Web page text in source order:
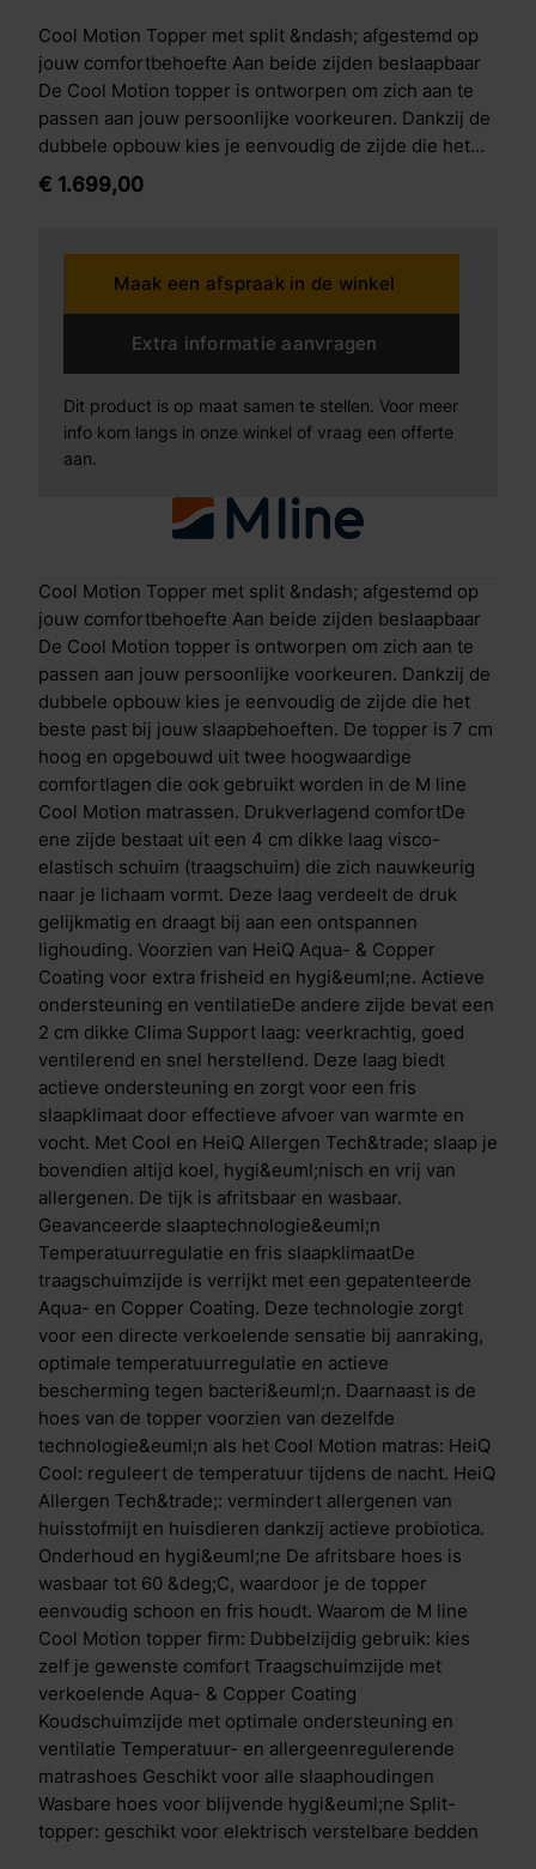
Cool Motion Topper met split &ndash; afgestemd op
jouw comfortbehoefte Aan beide zijden beslaapbaar
De Cool Motion topper is ontworpen om zich aan te
passen aan jouw persoonlijke voorkeuren. Dankzij de
dubbele opbouw kies je eenvoudig de zijde die het
beste past bij jouw slaapbehoeften. De topper is 7 cm
hoog en opgebouwd uit twee hoogwaardige
Cool Motion matrassen. Drukverlagend comfortDe
ene zijde bestaat uit een 4 cm dikke laag visco-
elastisch schuim (traagschuim) die zich nauwkeurig
naar je lichaam vormt. Deze laag verdeelt de druk
Coating voor extra frisheid en hygi&euml;ne. Actieve
ondersteuning en ventilatieDe andere zijde bevat een
ventilerend en snel herstellend. Deze laag biedt
actieve ondersteuning en zorgt voor een fris
vocht. Met Cool en HeiQ Allergen Tech&trade; slaap je
bovendien altijd koel, hygi&euml;nisch en vrij van
allergenen. De tijk is afritsbaar en wasbaar.
Geavanceerde slaaptechnologie&euml;n
Temperatuurregulatie en fris slaapklimaatDe
traagschuimzijde is verrijkt met een gepatenteerde
Aqua- en Copper Coating. Deze technologie zorgt
voor een directe verkoelende sensatie bij aanraking,
optimale temperatuurregulatie en actieve
bescherming tegen bacteri&euml;n. Daarnaast is de
hoes van de topper voorzien van dezelfde
technologie&euml;n als het Cool Motion matras: HeiQ
Cool: reguleert de temperatuur tijdens de nacht. HeiQ
Allergen Tech&trade;: vermindert allergenen van
huisstofmijt en huisdieren dankzij actieve probiotica.
Onderhoud en hygi&euml;ne De afritsbare hoes is
wasbaar tot 60 &deg;C, waardoor je de topper
eenvoudig schoon en fris houdt. Waarom de M line
Cool Motion topper firm: Dubbelzijdig gebruik: kies
zelf je gewenste comfort Traagschuimzijde met
verkoelende Aqua- & Copper Coating
Koudschuimzijde met optimale ondersteuning en
ventilatie Temperatuur- en allergeenregulerende
matrashoes Geschikt voor alle slaaphoudingen
Wasbare hoes voor blijvende hygi&euml;ne Split-
topper: geschikt voor elektrisch verstelbare bedden
€ 1.699,00
Maak een afspraak in de winkel
Extra informatie aanvragen
Dit product is op maat samen te stellen. Voor meer
info kom langs in onze winkel of vraag een offerte
aan.
Cool Motion Topper met split &ndash; afgestemd op
jouw comfortbehoefte Aan beide zijden beslaapbaar
De Cool Motion topper is ontworpen om zich aan te
passen aan jouw persoonlijke voorkeuren. Dankzij de
dubbele opbouw kies je eenvoudig de zijde die het
beste past bij jouw slaapbehoeften. De topper is 7 cm
hoog en opgebouwd uit twee hoogwaardige
comfortlagen die ook gebruikt worden in de M line
Cool Motion matrassen. Drukverlagend comfortDe
ene zijde bestaat uit een 4 cm dikke laag visco-
elastisch schuim (traagschuim) die zich nauwkeurig
naar je lichaam vormt. Deze laag verdeelt de druk
gelijkmatig en draagt bij aan een ontspannen
lighouding. Voorzien van HeiQ Aqua- & Copper
Coating voor extra frisheid en hygi&euml;ne. Actieve
ondersteuning en ventilatieDe andere zijde bevat een
2 cm dikke Clima Support laag: veerkrachtig, goed
ventilerend en snel herstellend. Deze laag biedt
actieve ondersteuning en zorgt voor een fris
slaapklimaat door effectieve afvoer van warmte en
vocht. Met Cool en HeiQ Allergen Tech&trade; slaap je
bovendien altijd koel, hygi&euml;nisch en vrij van
allergenen. De tijk is afritsbaar en wasbaar.
Geavanceerde slaaptechnologie&euml;n
Temperatuurregulatie en fris slaapklimaatDe
traagschuimzijde is verrijkt met een gepatenteerde
Aqua- en Copper Coating. Deze technologie zorgt
voor een directe verkoelende sensatie bij aanraking,
optimale temperatuurregulatie en actieve
bescherming tegen bacteri&euml;n. Daarnaast is de
hoes van de topper voorzien van dezelfde
technologie&euml;n als het Cool Motion matras: HeiQ
Cool: reguleert de temperatuur tijdens de nacht. HeiQ
Allergen Tech&trade;: vermindert allergenen van
huisstofmijt en huisdieren dankzij actieve probiotica.
Onderhoud en hygi&euml;ne De afritsbare hoes is
wasbaar tot 60 &deg;C, waardoor je de topper
eenvoudig schoon en fris houdt. Waarom de M line
Cool Motion topper firm: Dubbelzijdig gebruik: kies
zelf je gewenste comfort Traagschuimzijde met
verkoelende Aqua- & Copper Coating
Koudschuimzijde met optimale ondersteuning en
ventilatie Temperatuur- en allergeenregulerende
matrashoes Geschikt voor alle slaaphoudingen
Wasbare hoes voor blijvende hygi&euml;ne Split-
topper: geschikt voor elektrisch verstelbare bedden